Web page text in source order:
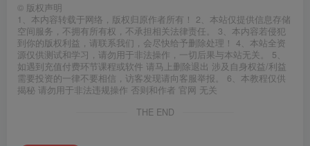
© 版权声明
1、本内容转载于网络，版权归原作者所有！ 2、本站仅提供信息存储
空间服务，不拥有所有权，不承担相关法律责任。 3、本内容若侵犯
到你的版权利益，请联系我们，会尽快给予删除处理！ 4、本站全资
源仅供测试和学习，请勿用于非法操作，一切后果与本站无关。 5、
如遇到充值付费环节课程或软件 请马上删除退出 涉及自身权益/利益
需要投资的一律不要相信，访客发现请向客服举报。 6、本教程仅供
揭秘 请勿用于非法违规操作 否则和作者 官网 无关
THE END